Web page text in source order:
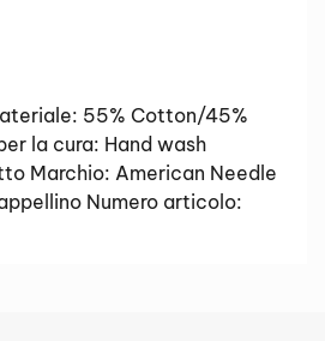
55% Cotton/45%
la cura: Hand wash
Marchio: American Needle
Numero articolo: